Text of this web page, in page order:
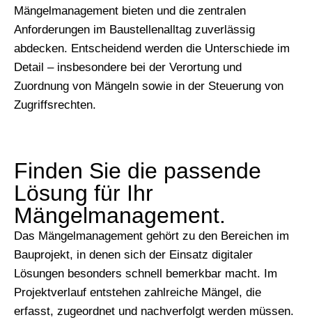
Mängelmanagement bieten und die zentralen
Anforderungen im Baustellenalltag zuverlässig
abdecken. Entscheidend werden die Unterschiede im
Detail – insbesondere bei der Verortung und
Zuordnung von Mängeln sowie in der Steuerung von
Zugriffsrechten.
Finden Sie die passende
Lösung für Ihr
Mängelmanagement.
Das Mängelmanagement gehört zu den Bereichen im
Bauprojekt, in denen sich der Einsatz digitaler
Lösungen besonders schnell bemerkbar macht. Im
Projektverlauf entstehen zahlreiche Mängel, die
erfasst, zugeordnet und nachverfolgt werden müssen.